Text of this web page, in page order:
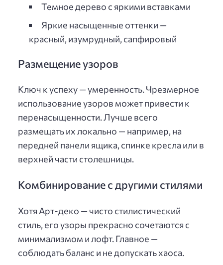
Темное дерево с яркими вставками
Яркие насыщенные оттенки —
красный, изумрудный, сапфировый
Размещение узоров
Ключ к успеху — умеренность. Чрезмерное
использование узоров может привести к
перенасыщенности. Лучше всего
размещать их локально — например, на
передней панели ящика, спинке кресла или в
верхней части столешницы.
Комбинирование с другими стилями
Хотя Арт-деко — чисто стилистический
стиль, его узоры прекрасно сочетаются с
минимализмом и лофт. Главное —
соблюдать баланс и не допускать хаоса.